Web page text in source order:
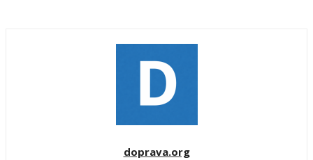
doprava.org